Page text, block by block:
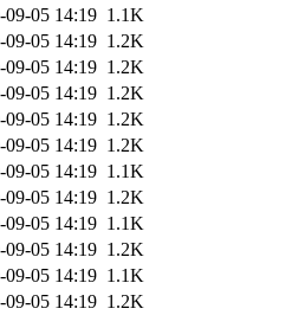
09-05 14:19 1.1K
09-05 14:19 1.2K
09-05 14:19 1.2K
09-05 14:19 1.2K
09-05 14:19 1.2K
09-05 14:19 1.2K
09-05 14:19 1.1K
09-05 14:19 1.2K
09-05 14:19 1.1K
09-05 14:19 1.2K
09-05 14:19 1.1K
09-05 14:19 1.2K